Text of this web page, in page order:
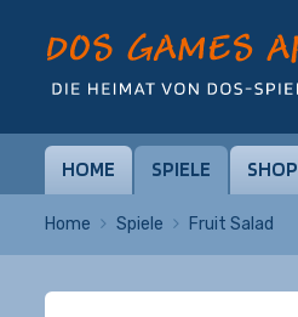
HOME SPIELE SHOP
Home Spiele Fruit Salad